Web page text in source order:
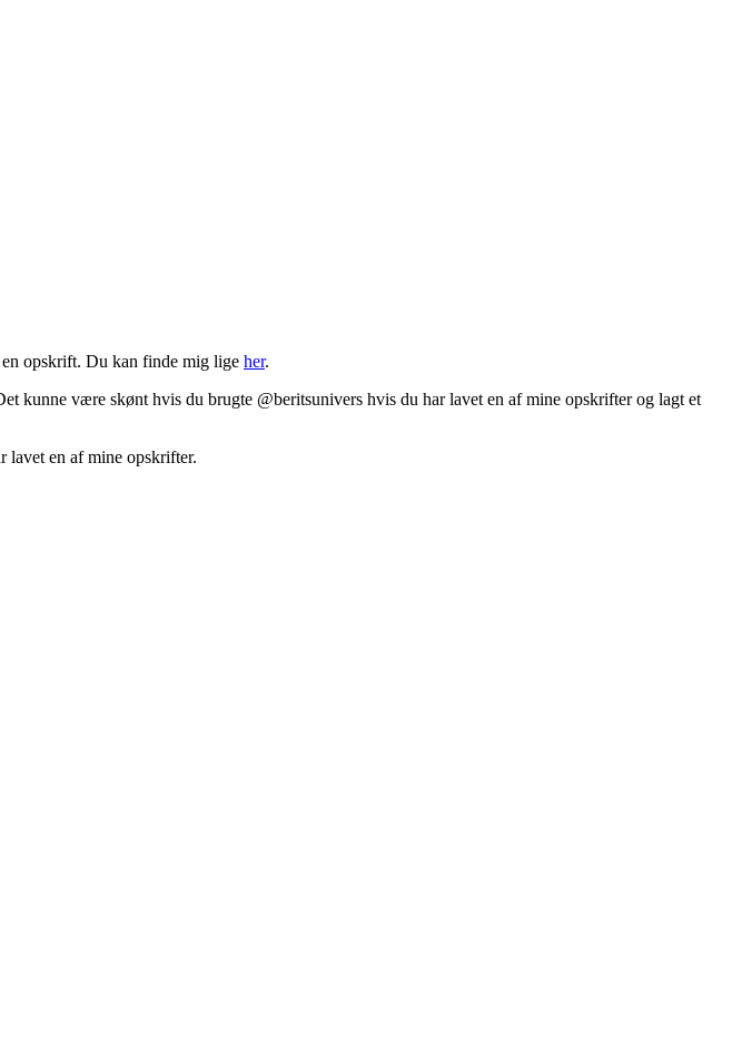
opskrift. Du kan finde mig lige her.
kunne være skønt hvis du brugte @beritsunivers hvis du har lavet en af mine opskrifter og lagt et
lavet en af mine opskrifter.